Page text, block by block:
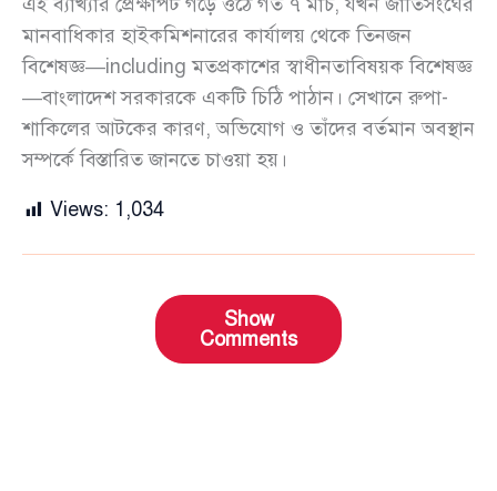
মানবাধিকার হাইকমিশনারের কার্যালয় থেকে তিনজন
বিশেষজ্ঞ—including মতপ্রকাশের স্বাধীনতাবিষয়ক বিশেষজ্ঞ
—বাংলাদেশ সরকারকে একটি চিঠি পাঠান। সেখানে রুপা-
শাকিলের আটকের কারণ, অভিযোগ ও তাঁদের বর্তমান অবস্থান
সম্পর্কে বিস্তারিত জানতে চাওয়া হয়।
Views: 1,034
Show
Comments